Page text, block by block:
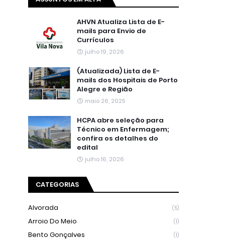
AHVN Atualiza Lista de E-
mails para Envio de
Currículos
julho 19, 2026
(Atualizada) Lista de E-
mails dos Hospitais de Porto
Alegre e Região
maio 26, 2025
HCPA abre seleção para
Técnico em Enfermagem;
confira os detalhes do
edital
julho 16, 2026
CATEGORIAS
Alvorada (5)
Arroio Do Meio (1)
Bento Gonçalves (1)